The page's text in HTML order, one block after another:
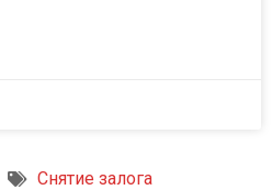
Снятие залога